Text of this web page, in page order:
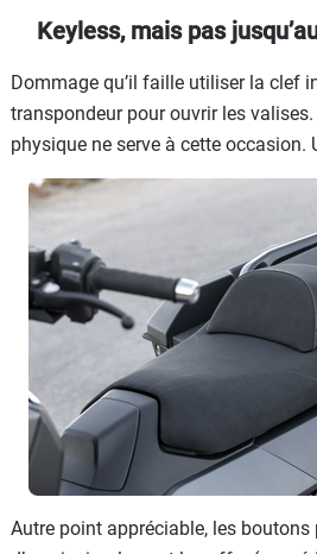
Keyless, mais pas
Dommage qu’il faille utiliser la clef
transpondeur pour ouvrir les
physique ne serve à cette occasion.
Autre point appréciable, les